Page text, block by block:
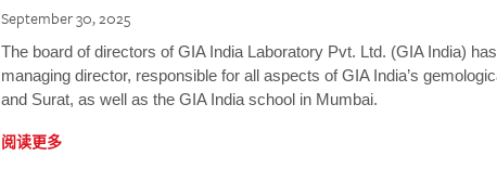
September 30, 2025
The board of directors of GIA India Laboratory Pvt. Ltd. (GIA India)
managing director, responsible for all aspects of GIA India’s
and Surat, as well as the GIA India school in Mumbai.
阅读更多